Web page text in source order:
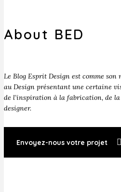
About BED
Le Blog Esprit Design est comme son
au Design présentant une certaine
de l’inspiration à la fabrication, de
designer.
Envoyez-nous votre projet